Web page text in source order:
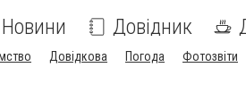
Новини Довідник
Довідкова Погода Фотозвіти